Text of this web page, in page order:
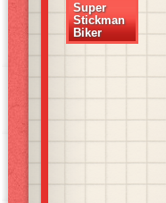
Super
Stickman
Biker